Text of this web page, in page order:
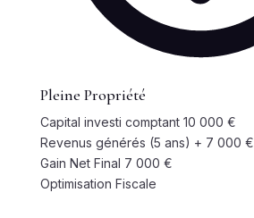
Pleine Propriété
Capital investi comptant 10 000 €
Revenus générés (5 ans) + 7 000 €
Gain Net Final 7 000 €
Optimisation Fiscale